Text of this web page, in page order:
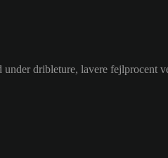
under dribleture, lavere fejlprocent